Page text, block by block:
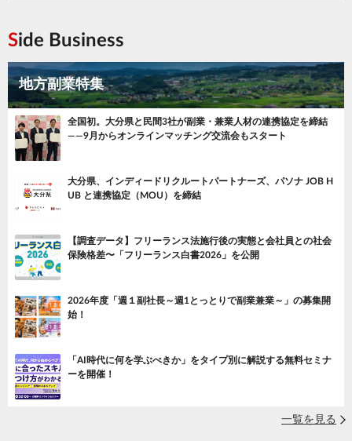
Side Business
地方副業特集
全国初。大分県と民間3社が副業・兼業人材の連携協定を締結
——9月からオンラインマッチング交流会もスタート
大分県、インディードリクルートパートナーズ、パソナ JOB H
UB と連携協定（MOU）を締結
【調査データ】フリーランス法施行後の実態と会社員との社会
保険格差〜「フリーランス白書2026」を公開
2026年度「週１副社長～週1とっとりで副業兼業～」の募集開
始！
「AI時代に何を学ぶべきか」をタイプ別に解説する無料セミナ
ーを開催！
一覧を見る